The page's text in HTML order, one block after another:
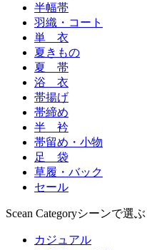
半幅帯
羽織・コート
単 衣
夏きもの
夏 帯
浴 衣
帯揚げ
帯締め
半 衿
帯留め・小物
足 袋
草履・バック
セール
Scean Categoryシーンで選ぶ
カジュアル